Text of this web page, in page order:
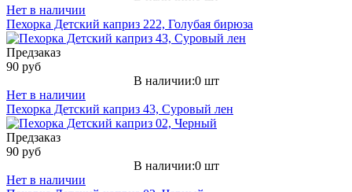
Нет в наличии
Пехорка Детский каприз 222, Голубая бирюза
Предзаказ
90 руб
В наличии:0 шт
Нет в наличии
Пехорка Детский каприз 43, Суровый лен
Предзаказ
90 руб
В наличии:0 шт
Нет в наличии